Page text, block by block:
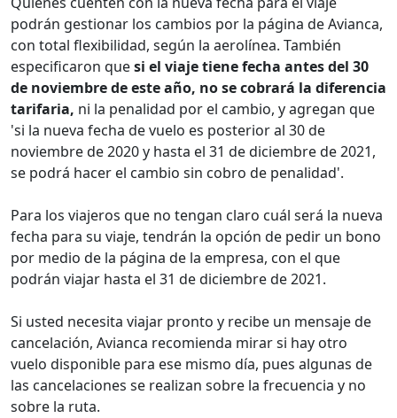
podrán gestionar los cambios por la página de Avianca,
con total flexibilidad, según la aerolínea. También
especificaron quesi el viaje tiene fecha antes del 30
de noviembre de este año, no se cobrará la diferencia
tarifaria, ni la penalidad por el cambio, y agregan que
'si la nueva fecha de vuelo es posterior al 30 de
noviembre de 2020 y hasta el 31 de diciembre de 2021,
se podrá hacer el cambio sin cobro de penalidad'.
Para los viajeros que no tengan claro cuál será la nueva
fecha para su viaje, tendrán la opción de pedir un bono
por medio de la página de la empresa, con el que
podrán viajar hasta el 31 de diciembre de 2021.
Si usted necesita viajar pronto y recibe un mensaje de
cancelación, Avianca recomienda mirar si hay otro
vuelo disponible para ese mismo día, pues algunas de
las cancelaciones se realizan sobre la frecuencia y no
sobre la ruta.